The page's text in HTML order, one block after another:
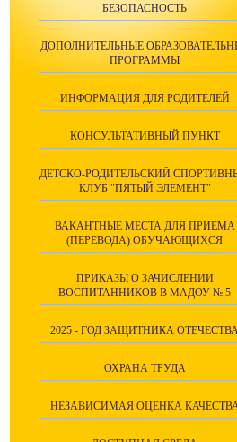
БЕЗОПАСНОСТЬ
ДОПОЛНИТЕЛЬНЫЕ
ПРОГРАММЫ
ИНФОРМАЦИЯ ДЛЯ РОДИТЕЛЕЙ
КОНСУЛЬТАТИВНЫЙ ПУНКТ
ДЕТСКО-РОДИТЕЛЬСКИЙ
КЛУБ "ПЯТЫЙ ЭЛЕМЕНТ"
ВАКАНТНЫЕ МЕСТА ДЛЯ ПРИЕМА
(ПЕРЕВОДА) ОБУЧАЮЩИХСЯ
ПРИКАЗЫ О ЗАЧИСЛЕНИИ
ВОСПИТАННИКОВ В МАДОУ № 5
2025 - ГОД ЗАЩИТНИКА
ОХРАНА ТРУДА
НЕЗАВИСИМАЯ ОЦЕНКА